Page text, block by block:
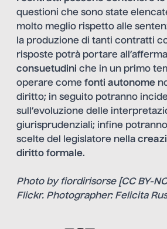
questioni che sono state
molto meglio rispetto alle
la produzione di tanti contratti
risposte potrà portare
consuetudini che in un primo
operare come fonti autonome
diritto; in seguito potranno
sull’evoluzione delle
giurisprudenziali; infine
scelte del legislatore nella
diritto formale.
Photo byfiordirisorse[CC BY-
Flickr. Photographer: Felicita